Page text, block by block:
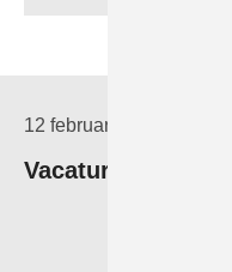
12 februari 2026
Vacature